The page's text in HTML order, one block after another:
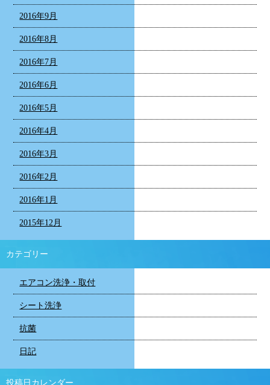
2016年9月
2016年8月
2016年7月
2016年6月
2016年5月
2016年4月
2016年3月
2016年2月
2016年1月
2015年12月
カテゴリー
エアコン洗浄・取付
シート洗浄
抗菌
日記
投稿日カレンダー